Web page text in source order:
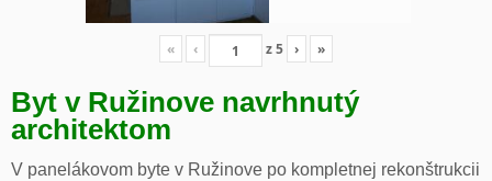
« ‹ z5 › »
Byt v Ružinove navrhnutý
architektom
V panelákovom byte v Ružinove po kompletnej rekonštrukcii